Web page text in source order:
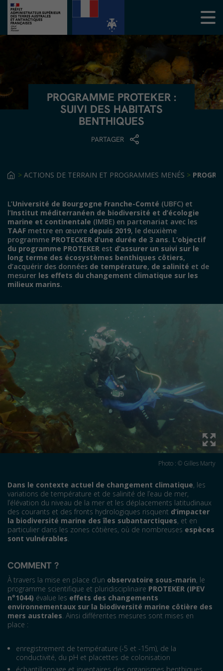
PROGRAMME PROTEKER :
SUIVI DES HABITATS
BENTHIQUES
PARTAGER
> ACTIONS DE TERRAIN ET PROGRAMMES MENÉS >
L’Université de Bourgogne Franche-Comté (UBFC) et
l’Institut méditerranéen de biodiversité et d’écologie
marine et continentale (IMBE) en partenariat avec les
TAAF mettre en œuvre depuis 2019, le deuxième
programme PROTECKER d’une durée de 3 ans. L’objectif
du programme PROTEKER est d’assurer un suivi sur le
long terme des écosystèmes benthiques côtiers,
d’acquérir des données de température, de salinité et de
mesurer les effets du changement climatique sur les
milieux marins.
Photo : © Gilles Marty
Dans le contexte actuel de changement climatique, les
variations de température et de salinité de l’eau de mer,
l’élévation du niveau de la mer et les déplacements latitudinaux
des courants et des fronts hydrologiques risquent d’impacter
la biodiversité marine des îles subantarctiques, et en
particulier dans les zones côtières, où de nombreuses espèces
sont vulnérables.
COMMENT ?
À travers la mise en place d’un observatoire sous-marin, le
programme scientifique et pluridisciplinaire PROTEKER (IPEV
n°1044) évalue les effets des changements
environnementaux sur la biodiversité marine côtière des
mers australes. Ainsi différentes mesures sont mises en
place :
enregistrement de température (-5 et -15m), de la
conductivité, du pH et placettes de colonisation